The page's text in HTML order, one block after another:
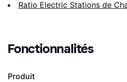
Ratio Electric Stations de
Fonctionnalités
Produit